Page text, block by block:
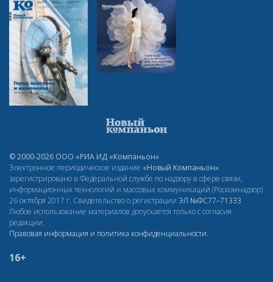
© 2000-2026 ООО «РИА ИД «Компаньон»
Электронное периодическое издание «Новый Компаньон»
зарегистрировано в Федеральной службе по надзору в сфере связи,
информационных технологий и массовых коммуникаций (Роскомнадзор)
26 октября 2017 г. Свидетельство о регистрации ЭЛ №ФС77–71333
Любое использование материалов допускается только с согласия
редакции.
Правовая информация и политика конфиденциальности.
16+